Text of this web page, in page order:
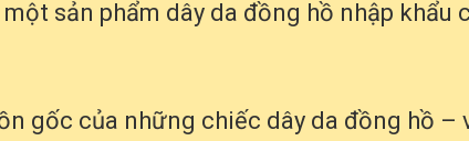
sản phẩm dây da đồng hồ nhập khẩu
gốc của những chiếc dây da đồng hồ –